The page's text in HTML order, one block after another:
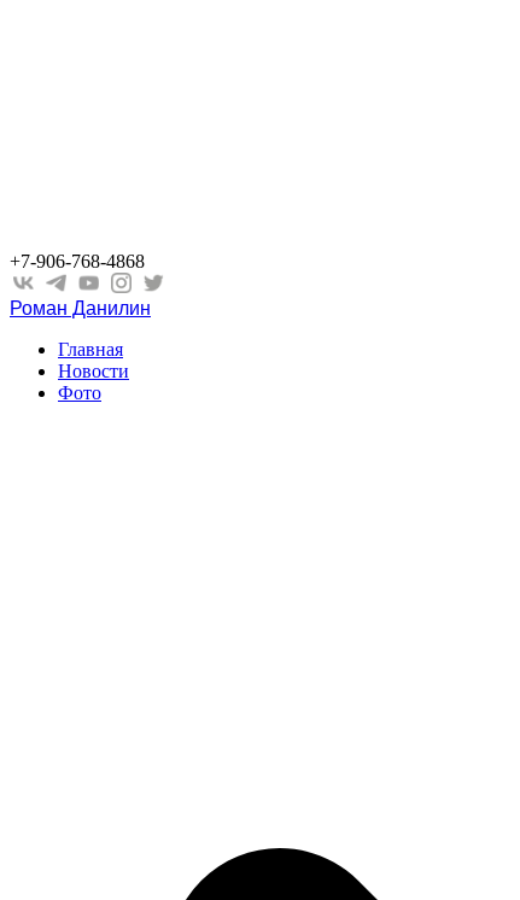
+7-906-768-4868
Роман Данилин
Главная
Новости
Фото